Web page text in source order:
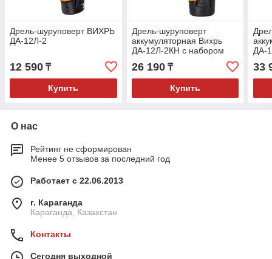
Дрель-шуруповерт ВИХРЬ
ДА-12Л-2
12 590 ₸
Купить
Дрель-шуруповерт
аккумуляторная Вихрь
ДА-12Л-2КН с набором
26 190₸
Купить
ДА-
33
О нас
Рейтинг не сформирован
Менее 5 отзывов за последний год
Работает с 22.06.2013
г. Караганда
Караганда, Казахстан
Контакты
Сегодня выходной